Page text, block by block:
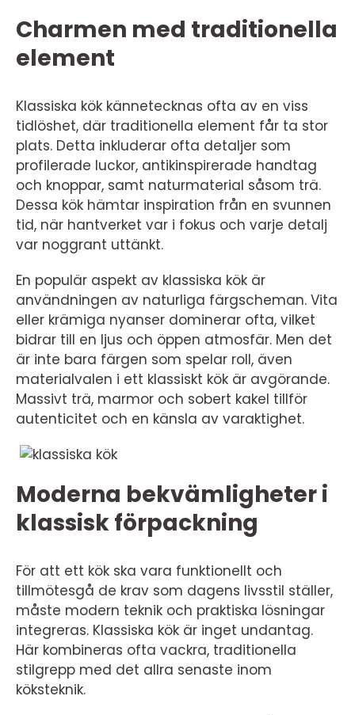
Charmen med traditionella
element
Klassiska kök kännetecknas ofta av en viss
tidlöshet, där traditionella element får ta stor
plats. Detta inkluderar ofta detaljer som
profilerade luckor, antikinspirerade handtag
och knoppar, samt naturmaterial såsom trä.
Dessa kök hämtar inspiration från en svunnen
tid, när hantverket var i fokus och varje detalj
var noggrant uttänkt.
En populär aspekt av klassiska kök är
användningen av naturliga färgscheman. Vita
eller krämiga nyanser dominerar ofta, vilket
bidrar till en ljus och öppen atmosfär. Men det
är inte bara färgen som spelar roll, även
materialvalen i ett klassiskt kök är avgörande.
Massivt trä, marmor och sobert kakel tillför
autenticitet och en känsla av varaktighet.
Moderna bekvämligheter i
klassisk förpackning
För att ett kök ska vara funktionellt och
tillmötesgå de krav som dagens livsstil ställer,
måste modern teknik och praktiska lösningar
integreras. Klassiska kök är inget undantag.
Här kombineras ofta vackra, traditionella
stilgrepp med det allra senaste inom
köksteknik.